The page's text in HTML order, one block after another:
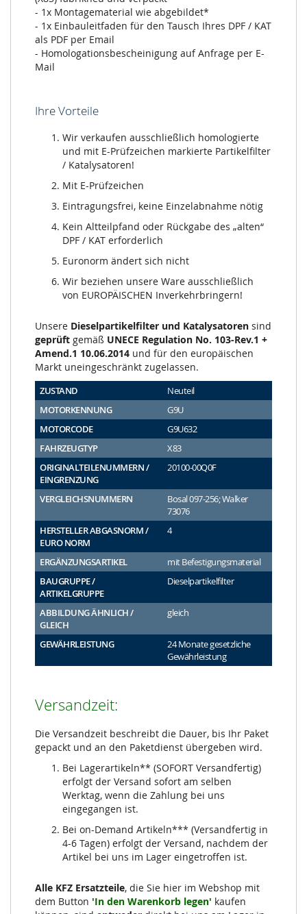
- 1x Montagematerial wie abgebildet*
- 1x Einbauleitfaden für den Tausch Ihres DPF / KAT
als PDF per Email
- Homologationsbescheinigung auf Anfrage per E-
Mail
Ihre Vorteile
Wir verkaufen ausschließlich homologierte
und mit E-Prüfzeichen markierte Partikelfilter
/ Katalysatoren!
Mit E-Prüfzeichen
Eintragungsfrei, keine Einzelabnahme nötig
Kein Altteilpfand oder Rückgabe des „alten“
DPF / KAT erforderlich
Euronorm ändert sich nicht
Wir beziehen unsere Ware ausschließlich
von EUROPÄISCHEN Inverkehrbringern!
Unsere Dieselpartikelfilter und Katalysatoren sind
geprüft gemäß UNECE Regulation No. 103-Rev.1 +
Amend.1 10.06.2014 und für den europäischen
Markt uneingeschränkt zugelassen.
ZUSTAND
Neuteil
MOTORKENNUNG
G9U
MOTORCODE
G9U632
FAHRZEUGTYP
X83
ORIGINALTEILENUMMERN /
EINGRENZUNG
20100-00Q0F
VERGLEICHSNUMMERN
Bosal 097-256; Walker
73076
HERSTELLER ABGASNORM /
EURO NORM
4
ERGÄNZUNGSARTIKEL
mit Befestigungsmaterial
BAUGRUPPE /
ARTIKELGRUPPE
Dieselpartikelfilter
ABBILDUNG ÄHNLICH /
GLEICH
gleich
GEWÄHRLEISTUNG
24 Monate gesetzliche
Gewährleistung
Versandzeit:
Die Versandzeit beschreibt die Dauer, bis Ihr Paket
gepackt und an den Paketdienst übergeben wird.
Bei Lagerartikeln** (SOFORT Versandfertig)
erfolgt der Versand sofort am selben
Werktag, wenn die Zahlung bei uns
eingegangen ist.
Bei on-Demand Artikeln*** (Versandfertig in
4-6 Tagen) erfolgt der Versand, nachdem der
Artikel bei uns im Lager eingetroffen ist.
Alle KFZ Ersatzteile, die Sie hier im Webshop mit
dem Button 'In den Warenkorb legen' kaufen